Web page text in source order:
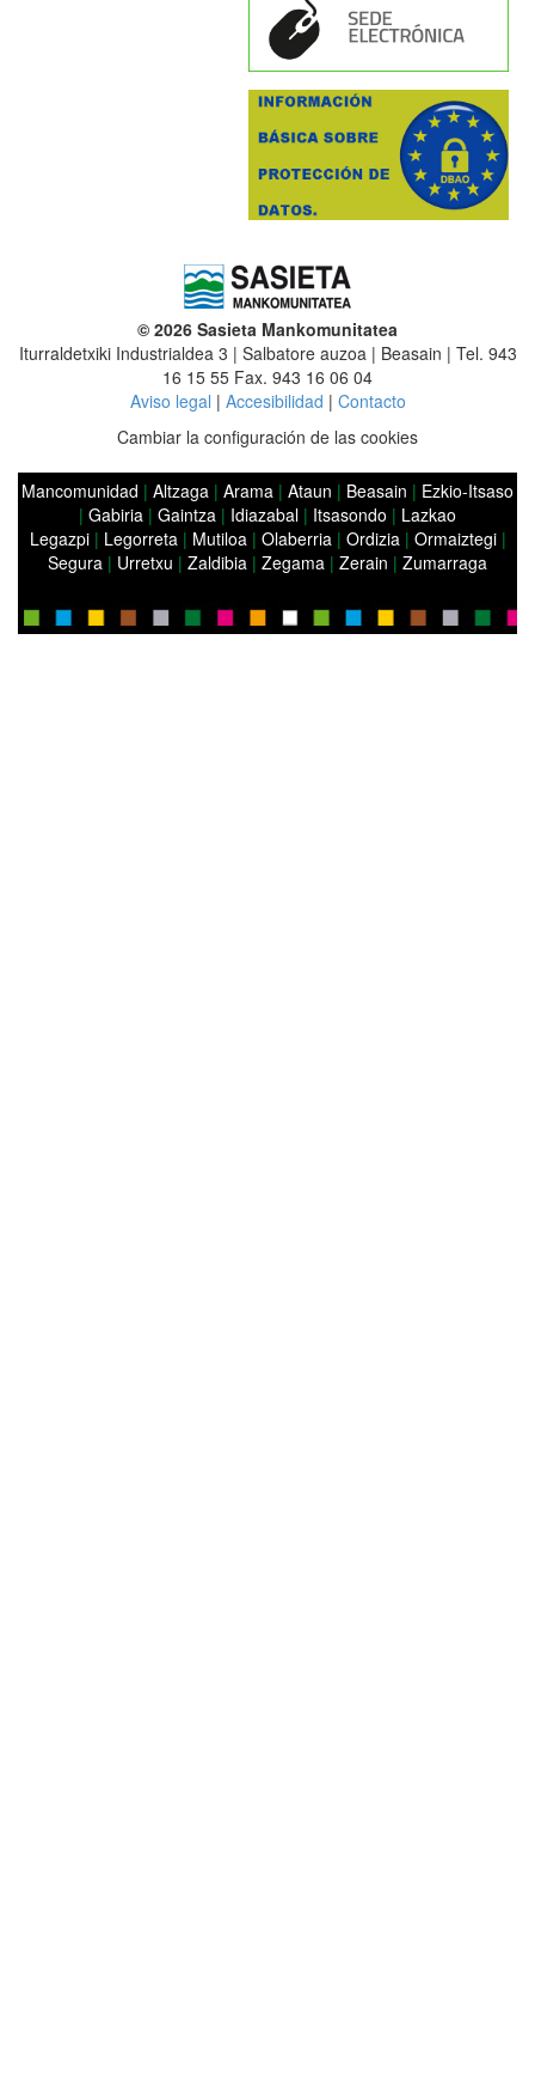
© 2026 Sasieta Mankomunitatea
Iturraldetxiki Industrialdea 3 | Salbatore auzoa | Beasain | Tel. 943
16 15 55 Fax. 943 16 06 04
Aviso legal | Accesibilidad | Contacto
Cambiar la configuración de las cookies
Mancomunidad | Altzaga | Arama | Ataun | Beasain | Ezkio-Itsaso
| Gabiria | Gaintza | Idiazabal | Itsasondo | Lazkao
Legazpi | Legorreta | Mutiloa | Olaberria | Ordizia | Ormaiztegi |
Segura | Urretxu | Zaldibia | Zegama | Zerain | Zumarraga